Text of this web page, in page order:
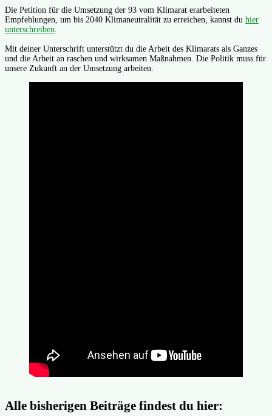
Die Petition für die Umsetzung der 93 vom Klimarat erarbeiteten
Empfehlungen, um bis 2040 Klimaneutralität zu erreichen, kannst du hier
unterschreiben
Mit deiner Unterschrift unterstützt du die Arbeit des Klimarats als Ganzes
und die Arbeit an raschen und wirksamen Maßnahmen. Die Politik muss für
unsere Zukunft an der Umsetzung arbeiten.
Alle bisherigen Beiträge findest du hier: